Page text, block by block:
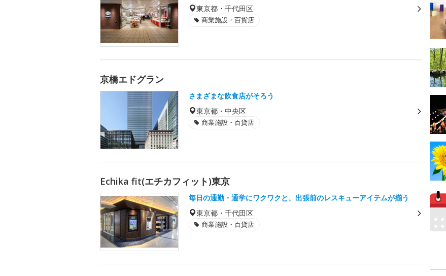
東京都・千代田区
商業施設・百貨店
京橋エドグラン
さまざまな飲食店がそろう
東京都・中央区
商業施設・百貨店
Echika fit(エチカフィット)東京
毎日の通勤・通学にワクワクと、出張前のレスキューアイテムが揃う
東京都・千代田区
商業施設・百貨店